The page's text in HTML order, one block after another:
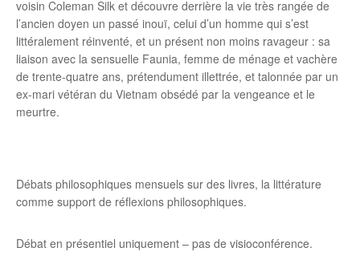
voisin Coleman Silk et découvre derrière la vie très rangée de
l’ancien doyen un passé inouï, celui d’un homme qui s’est
littéralement réinventé, et un présent non moins ravageur : sa
liaison avec la sensuelle Faunia, femme de ménage et vachère
de trente-quatre ans, prétendument illettrée, et talonnée par un
ex-mari vétéran du Vietnam obsédé par la vengeance et le
meurtre.
Débats philosophiques mensuels sur des livres, la littérature
comme support de réflexions philosophiques.
Débat en présentiel uniquement – pas de visioconférence.